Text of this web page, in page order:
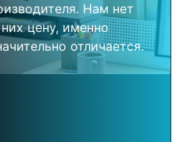
Нам нет
цену, именно
отличается.